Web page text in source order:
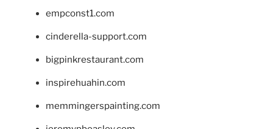
empconst1.com
cinderella-support.com
bigpinkrestaurant.com
inspirehuahin.com
memmingerspainting.com